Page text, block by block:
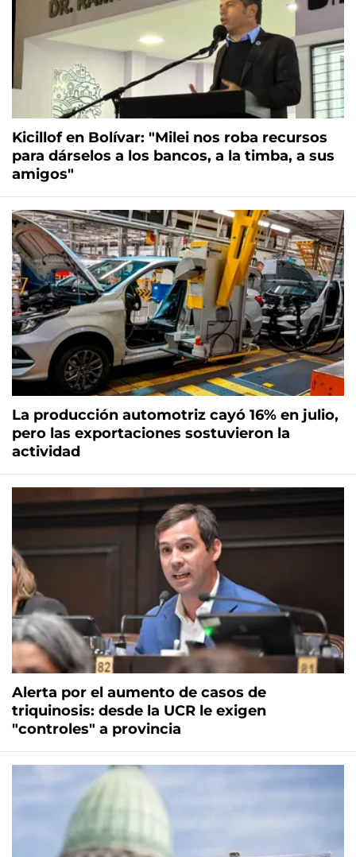
Kicillof en Bolívar: "Milei nos roba recursos
para dárselos a los bancos, a la timba, a sus
amigos"
La producción automotriz cayó 16% en julio,
pero las exportaciones sostuvieron la
actividad
Alerta por el aumento de casos de
triquinosis: desde la UCR le exigen
"controles" a provincia